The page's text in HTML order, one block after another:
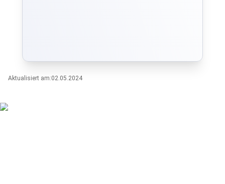
Aktualisiert am:02.05.2024